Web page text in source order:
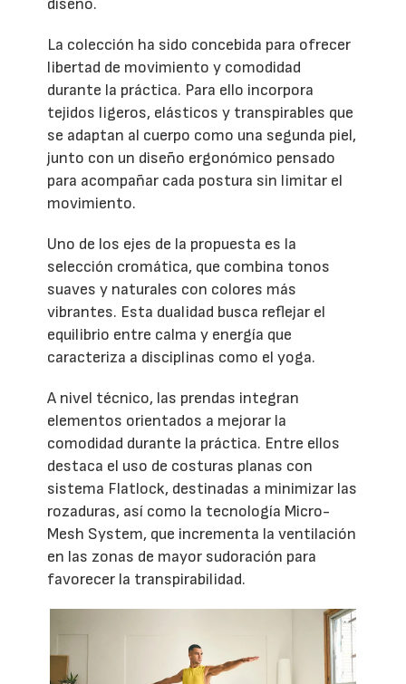
diseño.
La colección ha sido concebida para ofrecer
libertad de movimiento y comodidad
durante la práctica. Para ello incorpora
tejidos ligeros, elásticos y transpirables que
se adaptan al cuerpo como una segunda piel,
junto con un diseño ergonómico pensado
para acompañar cada postura sin limitar el
movimiento.
Uno de los ejes de la propuesta es la
selección cromática, que combina tonos
suaves y naturales con colores más
vibrantes. Esta dualidad busca reflejar el
equilibrio entre calma y energía que
caracteriza a disciplinas como el yoga.
A nivel técnico, las prendas integran
elementos orientados a mejorar la
comodidad durante la práctica. Entre ellos
destaca el uso de costuras planas con
sistema Flatlock, destinadas a minimizar las
rozaduras, así como la tecnología Micro-
Mesh System, que incrementa la ventilación
en las zonas de mayor sudoración para
favorecer la transpirabilidad.